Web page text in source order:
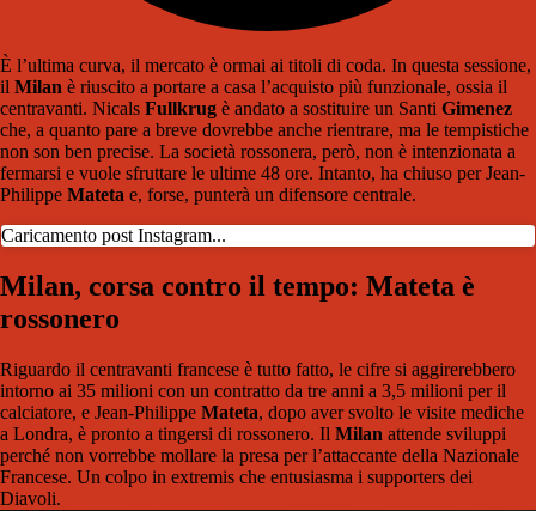
È l’ultima curva, il mercato è ormai ai titoli di coda. In questa sessione,
il Milan è riuscito a portare a casa l’acquisto più funzionale, ossia il
centravanti. Nicals Fullkrug è andato a sostituire un Santi Gimenez
che, a quanto pare a breve dovrebbe anche rientrare, ma le tempistiche
non son ben precise. La società rossonera, però, non è intenzionata a
fermarsi e vuole sfruttare le ultime 48 ore. Intanto, ha chiuso per Jean-
Philippe Mateta e, forse, punterà un difensore centrale.
Caricamento post Instagram...
Milan, corsa contro il tempo: Mateta è
rossonero
Riguardo il centravanti francese è tutto fatto, le cifre si aggirerebbero
intorno ai 35 milioni con un contratto da tre anni a 3,5 milioni per il
calciatore, e Jean-Philippe Mateta, dopo aver svolto le visite mediche
a Londra, è pronto a tingersi di rossonero. Il Milan attende sviluppi
perché non vorrebbe mollare la presa per l’attaccante della Nazionale
Francese. Un colpo in extremis che entusiasma i supporters dei
Diavoli.